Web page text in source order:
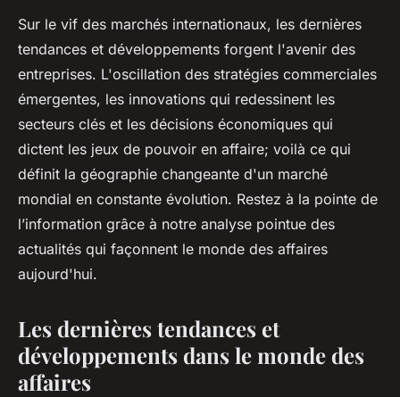
Sur le vif des marchés internationaux, les dernières
tendances et développements forgent l'avenir des
entreprises. L'oscillation des stratégies commerciales
émergentes, les innovations qui redessinent les
secteurs clés et les décisions économiques qui
dictent les jeux de pouvoir en affaire; voilà ce qui
définit la géographie changeante d'un marché
mondial en constante évolution. Restez à la pointe de
l’information grâce à notre analyse pointue des
actualités qui façonnent le monde des affaires
aujourd'hui.
Les dernières tendances et
développements dans le monde des
affaires